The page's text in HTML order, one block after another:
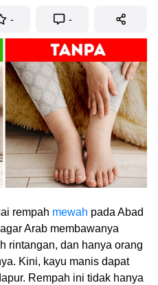
- -
rempah mewah pada Abad
Arab membawanya
rintangan, dan hanya orang
Kini, kayu manis dapat
Rempah ini tidak hanya